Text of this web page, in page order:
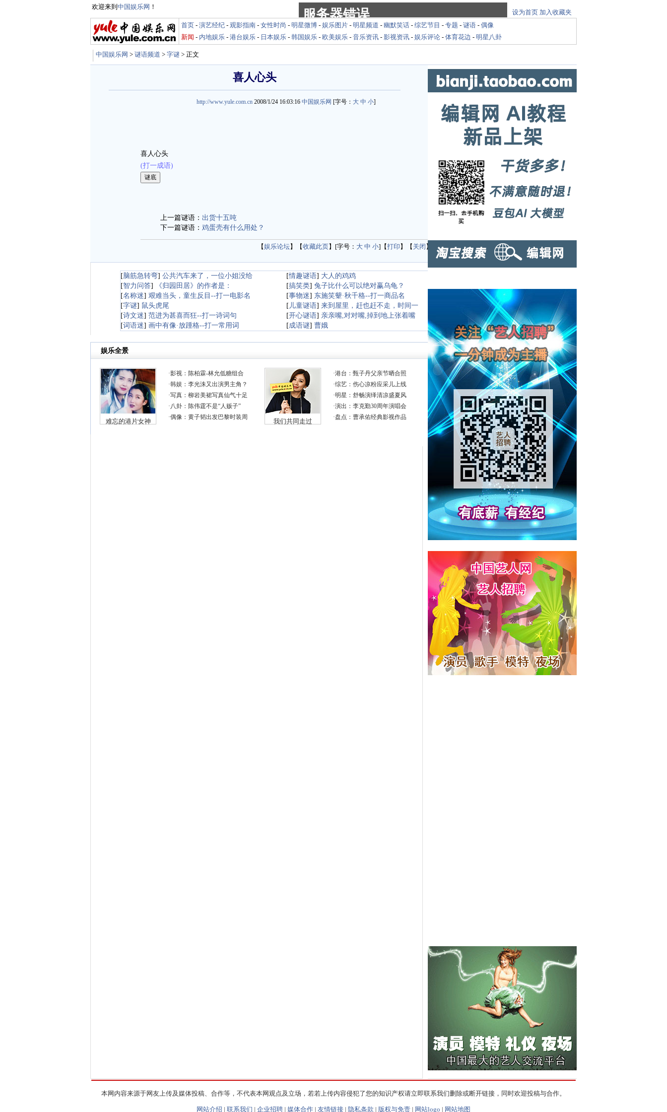
欢迎来到 中国娱乐网 ！
设为首页 加入收藏夹
首页 - 演艺经纪 - 观影指南 - 女性时尚 - 明星微博 - 娱乐图片 - 明星频道 - 幽默笑话 - 综艺节目 - 专题 - 谜语 - 偶像
新闻 - 内地娱乐 - 港台娱乐 - 日本娱乐 - 韩国娱乐 - 欧美娱乐 - 音乐资讯 - 影视资讯 - 娱乐评论 - 体育花边 - 明星八卦
中国娱乐网 > 谜语频道 > 字谜 > 正文
喜人心头
http://www.yule.com.cn 2008/1/24 16:03:16 中国娱乐网 [字号： 大 中 小]
喜人心头
(打一成语)
上一篇谜语： 出货十五吨
下一篇谜语： 鸡蛋壳有什么用处？
【娱乐论坛】【收藏此页】[字号： 大 中 小]【打印 】【 关闭 】
[脑筋急转弯] 公共汽车来了，一位小姐没给 [情趣谜语] 大人的鸡鸡
[智力问答] 《归园田居》的作者是： [搞笑类] 兔子比什么可以绝对赢乌龟？
[名称迷] 艰难当头，童生反目--打一电影名 [事物迷] 东施笑颦·秋千格--打一商品名
[字谜] 鼠头虎尾 [ 儿童谜语] 来到屋里，赶也赶不走，时间一
[诗文迷] 范进为甚喜而狂--打一诗词句 [开心谜语] 亲亲嘴,对对嘴,掉到地上张着嘴
[词语迷] 画中有像·放踵格--打一常用词 [成语谜] 曹娥
本网内容来源于网友上传及媒体投稿、合作等，不代表本网观点及立场，若若上传内容侵犯了您的知识产权请立即联系我们删除或断开链接，同时欢迎投稿与合作。
网站介绍 | 联系我们 | 企业招聘 | 媒体合作 | 友情链接 | 隐私条款 | 版权与免责 | 网站logo | 网站地图